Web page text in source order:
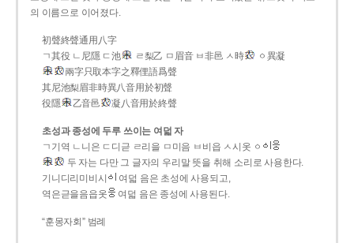
의 이름으로 이어졌다.
初聲終聲通用八字
ㄱ其役 ㄴ尼隱 ㄷ池
ㄹ梨乙 ㅁ眉音 ㅂ非邑 ㅅ時
ㆁ異凝
兩字只取本字之釋俚語爲聲
其尼池梨眉非時異八音用於初聲
役隱
乙音邑 凝八音用於終聲
초성과 종성에 두루 쓰이는 여덟 자
ㄱ기역 ㄴ니은 ㄷ디귿 ㄹ리을 ㅁ미음 ㅂ비읍 ㅅ시옷 ㆁ
두 자는 다만 그 글자의 우리말 뜻을 취해 소리로 사용한다.
기니디리미비시
여덟 음은 초성에 사용되고,
역은귿을음읍옷
여덟 음은 종성에 사용된다.
“훈몽자회” 범례